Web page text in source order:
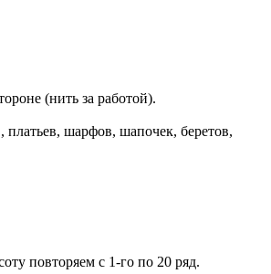
(нить за работой).
шарфов, шапочек, беретов,
повторяем с 1-го по 20 ряд.